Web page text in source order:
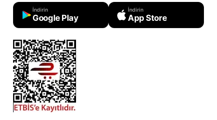
İndirin
Google Play
İndirin
App Store
ETBİS